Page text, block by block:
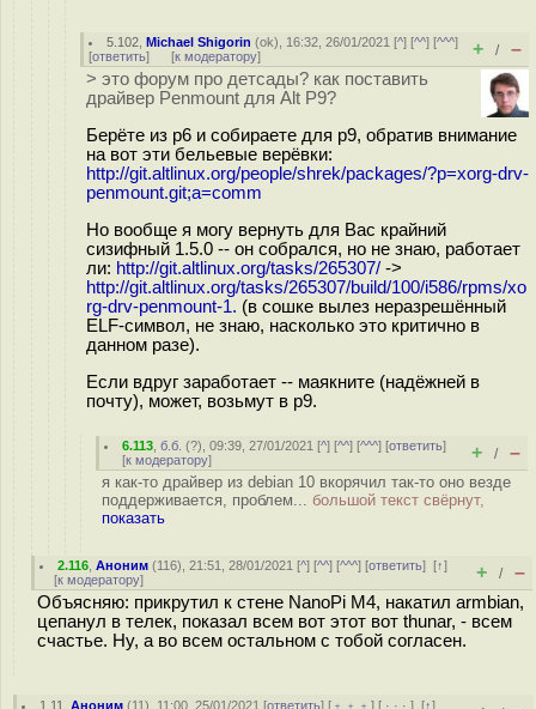
5.102 ,Michael Shigorin (ok), 16:32, 26/01/2021 [^] [^^] [^^^]
[ответить] [к модератору] + / –
> это форум про детсады? как поставить
драйвер Penmount для Alt P9?
Берёте из p6 и собираете для p9, обратив внимание
на вот эти бельевые верёвки:
http://git.altlinux.org/people/shrek/packages/?p=xorg-drv-
penmount.git;a=comm
Но вообще я могу вернуть для Вас крайний
сизифный 1.5.0 -- он собрался, но не знаю, работает
ли: http://git.altlinux.org/tasks/265307/ ->
http://git.altlinux.org/tasks/265307/build/100/i586/rpms/xo
rg-drv-penmount-1. (в сошке вылез неразрешённый
ELF-символ, не знаю, насколько это критично в
данном разе).
Если вдруг заработает -- маякните (надёжней в
почту), может, возьмут в p9.
6.113 ,б.б. (?), 09:39, 27/01/2021 [^] [^^] [^^^] [ответить]
[к модератору] + / –
я как-то драйвер из debian 10 вкорячил так-то оно везде
поддерживается, проблем... большой текст свёрнут,
показать
2.116 ,Аноним (116), 21:51, 28/01/2021 [^] [^^] [^^^] [ответить][↑]
[к модератору] + / –
Объясняю: прикрутил к стене NanoPi M4, накатил armbian,
цепанул в телек, показал всем вот этот вот thunar, - всем
счастье. Ну, а во всем остальном с тобой согласен.
1.11 ,Аноним (11), 11:00, 25/01/2021 [ответить] [ ﹢﹢﹢] [ · · ·][↑]